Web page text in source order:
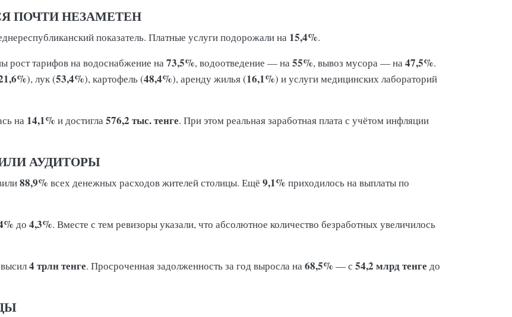
ПОЧТИ НЕЗАМЕТЕН
показатель. Платные услуги подорожали на 15,4%.
рост тарифов на водоснабжение на73,5%, водоотведение — на55%, вывоз мусора — на47,5%.
), лук (53,4%), картофель (48,4%), аренду жилья (16,1%) и услуги медицинских лабораторий
на 14,1% и достигла576,2 тыс. тенге. При этом реальная заработная плата с учётом инфляции
АУДИТОРЫ
88,9% всех денежных расходов жителей столицы. Ещё 9,1% приходилось на выплаты по
до 4,3%. Вместе с тем ревизоры указали, что абсолютное количество безработных увеличилось
4 трлн тенге. Просроченная задолженность за год выросла на68,5% — с 54,2 млрд тенге до